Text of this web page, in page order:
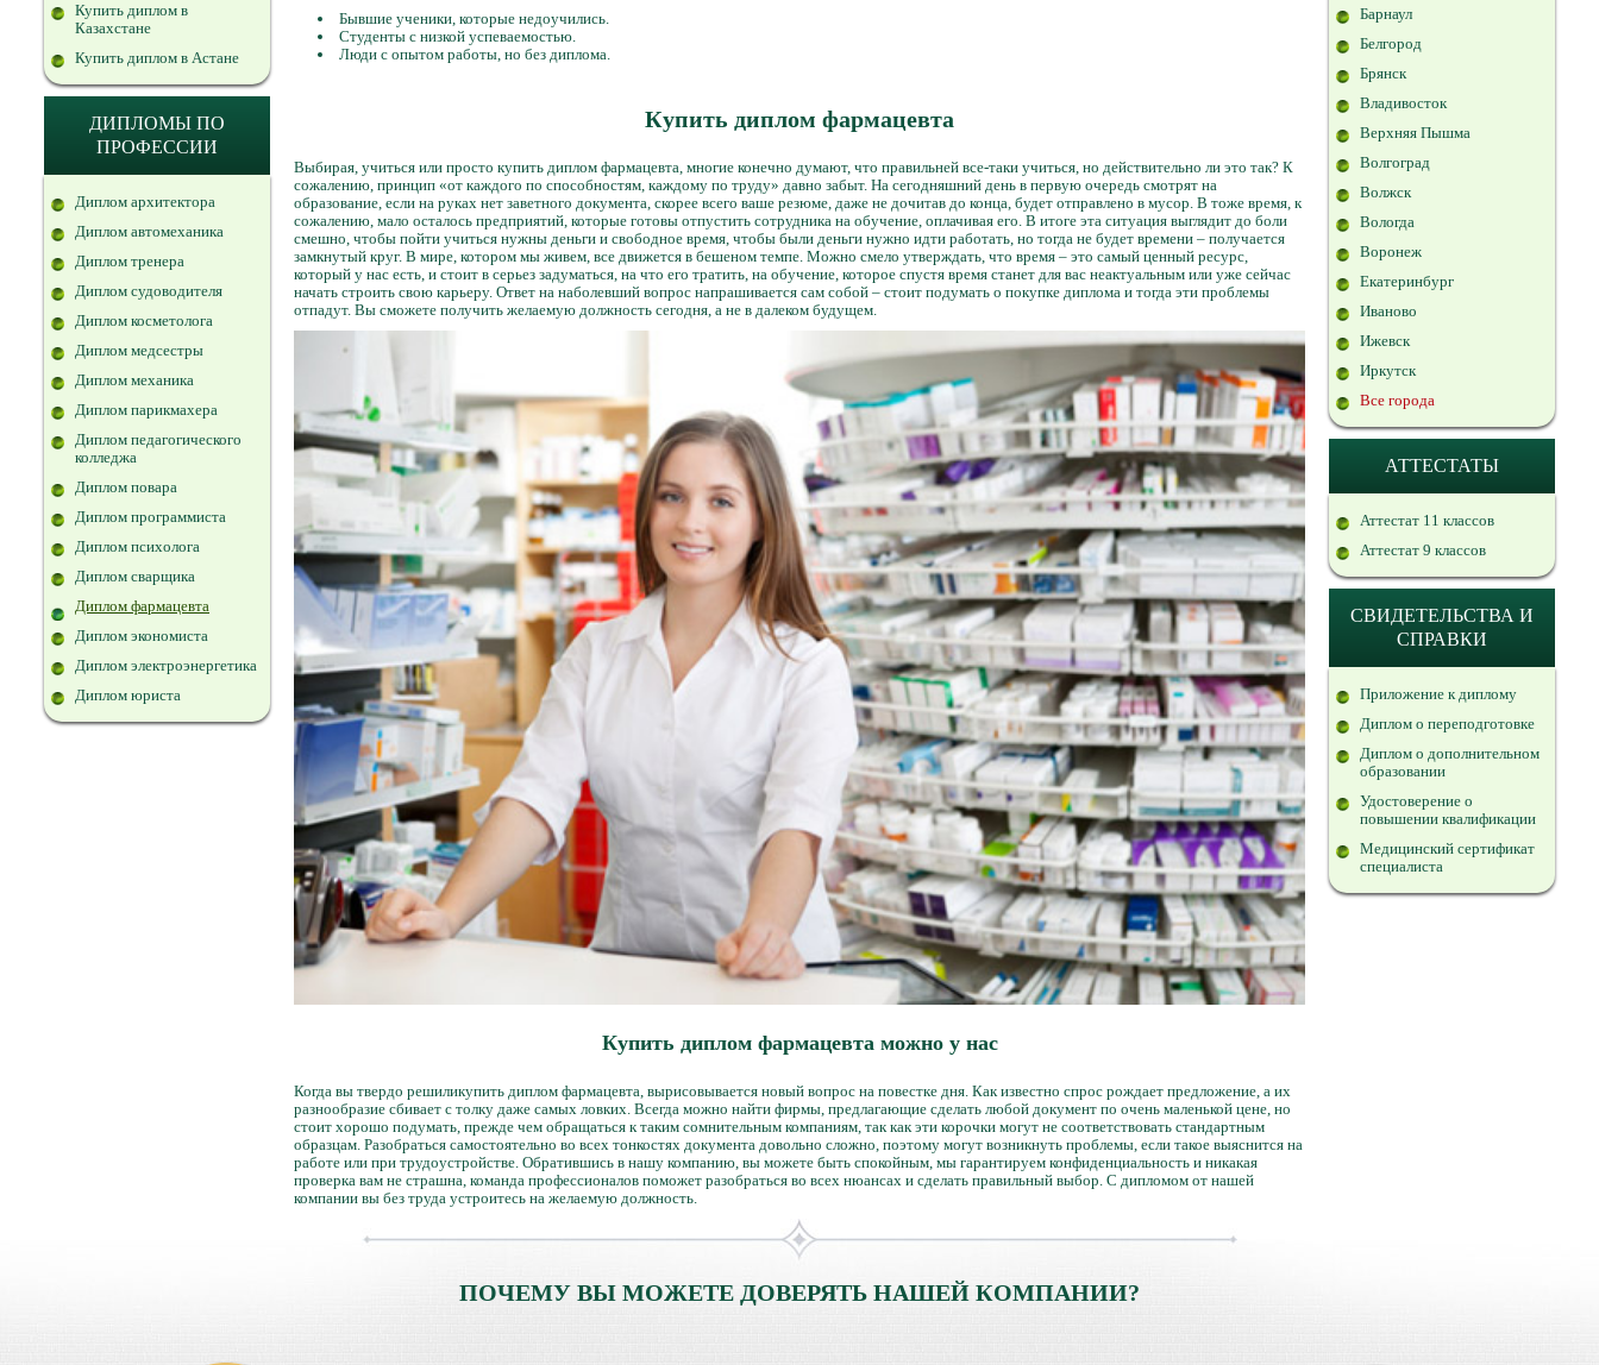
Купить диплом в
Казахстане
Купить диплом в Астане
ДИПЛОМЫ ПО
ПРОФЕССИИ
Диплом архитектора
Диплом автомеханика
Диплом тренера
Диплом судоводителя
Диплом косметолога
Диплом медсестры
Диплом механика
Диплом парикмахера
Диплом педагогического
колледжа
Диплом повара
Диплом программиста
Диплом психолога
Диплом сварщика
Диплом фармацевта
Диплом экономиста
Диплом электроэнергетика
Диплом юриста
Бывшие ученики, которые недоучились.
Студенты с низкой успеваемостью.
Люди с опытом работы, но без диплома.
Купить диплом фармацевта
Выбирая, учиться или просто купить диплом фармацевта, многие конечно думают, что правильней все-таки учиться, но действительно ли это так? К
сожалению, принцип «от каждого по способностям, каждому по труду» давно забыт. На сегодняшний день в первую очередь смотрят на
образование, если на руках нет заветного документа, скорее всего ваше резюме, даже не дочитав до конца, будет отправлено в мусор. В тоже время, к
сожалению, мало осталось предприятий, которые готовы отпустить сотрудника на обучение, оплачивая его. В итоге эта ситуация выглядит до боли
смешно, чтобы пойти учиться нужны деньги и свободное время, чтобы были деньги нужно идти работать, но тогда не будет времени – получается
замкнутый круг. В мире, котором мы живем, все движется в бешеном темпе. Можно смело утверждать, что время – это самый ценный ресурс,
который у нас есть, и стоит в серьез задуматься, на что его тратить, на обучение, которое спустя время станет для вас неактуальным или уже сейчас
начать строить свою карьеру. Ответ на наболевший вопрос напрашивается сам собой – стоит подумать о покупке диплома и тогда эти проблемы
отпадут. Вы сможете получить желаемую должность сегодня, а не в далеком будущем.
Купить диплом фармацевта можно у нас
Когда вы твердо решиликупить диплом фармацевта, вырисовывается новый вопрос на повестке дня. Как известно спрос рождает предложение, а их
разнообразие сбивает с толку даже самых ловких. Всегда можно найти фирмы, предлагающие сделать любой документ по очень маленькой цене, но
стоит хорошо подумать, прежде чем обращаться к таким сомнительным компаниям, так как эти корочки могут не соответствовать стандартным
образцам. Разобраться самостоятельно во всех тонкостях документа довольно сложно, поэтому могут возникнуть проблемы, если такое выяснится на
работе или при трудоустройстве. Обратившись в нашу компанию, вы можете быть спокойным, мы гарантируем конфиденциальность и никакая
проверка вам не страшна, команда профессионалов поможет разобраться во всех нюансах и сделать правильный выбор. С дипломом от нашей
компании вы без труда устроитесь на желаемую должность.
Барнаул
Белгород
Брянск
Владивосток
Верхняя Пышма
Волгоград
Волжск
Вологда
Воронеж
Екатеринбург
Иваново
Ижевск
Иркутск
Все города
АТТЕСТАТЫ
Аттестат 11 классов
Аттестат 9 классов
СВИДЕТЕЛЬСТВА И
СПРАВКИ
Приложение к диплому
Диплом о переподготовке
Диплом о дополнительном
образовании
Удостоверение о
повышении квалификации
Медицинский сертификат
специалиста
ПОЧЕМУ ВЫ МОЖЕТЕ ДОВЕРЯТЬ НАШЕЙ КОМПАНИИ?